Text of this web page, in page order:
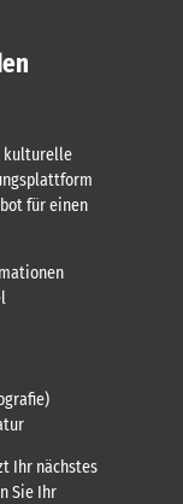
kulturelle
für einen
Ihr nächstes
Sie Ihr